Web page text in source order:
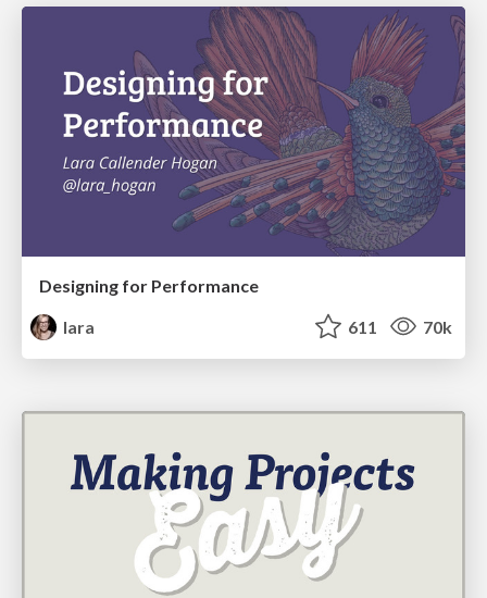
Designing for Performance
lara
611 70k